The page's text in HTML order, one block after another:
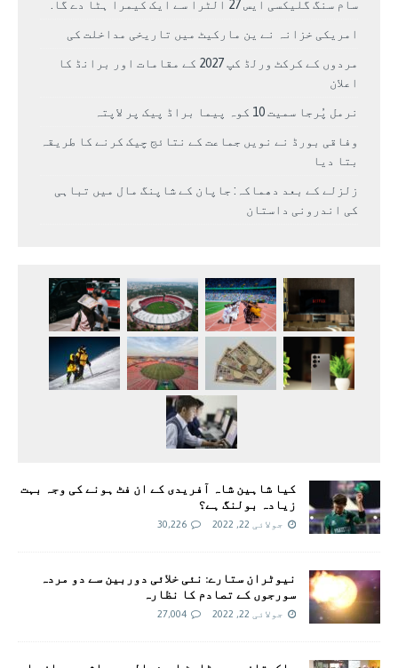
سام سنگ گلیکسی ایس 27 الٹرا سے ایک کیمرا ہٹا دے گا.
امریکی خزانہ نے ین مارکیٹ میں تاریخی مداخلت کی
مردوں کے کرکٹ ورلڈ کپ 2027 کے مقامات اور برانڈ کا
اعلان
نرمل پُرجا سمیت 10 کوہ پیما براڈ پیک پر لاپتہ
وفاقی بورڈ نے نویں جماعت کے نتائج چیک کرنے کا طریقہ
بتا دیا
زلزلے کے بعد دھماکہ: جاپان کے شاپنگ مال میں تباہی
کی اندرونی داستان
کیا شاہین شاہ آفریدی کے ان فٹ ہونے کی وجہ بہت
زیادہ بولنگ ہے؟
جولائی 22, 2022 30,226
نیوٹران ستارے: نئی خلائی دوربین سے دو مردہ
سورجوں کے تصادم کا نظارہ
جولائی 22, 2022 27,004